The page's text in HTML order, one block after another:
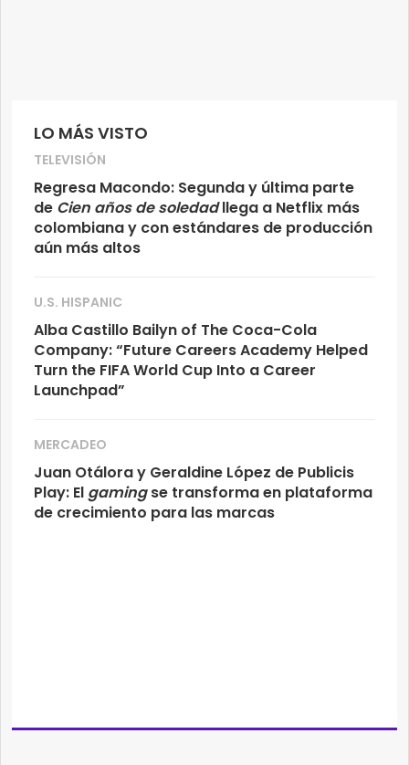
LO MÁS VISTO
TELEVISIÓN
Regresa Macondo: Segunda y última parte
de Cien años de soledadllega a Netflix más
colombiana y con estándares de producción
aún más altos
U.S. HISPANIC
Alba Castillo Bailyn of The Coca-Cola
Company: “Future Careers Academy Helped
Turn the FIFA World Cup Into a Career
Launchpad”
MERCADEO
Juan Otálora y Geraldine López de Publicis
Play: El gamingse transforma en plataforma
de crecimiento para las marcas